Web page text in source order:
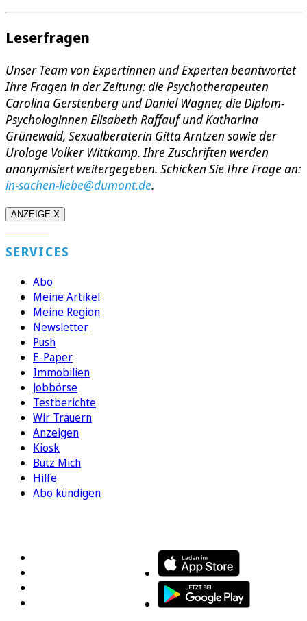
Leserfragen
Unser Team von Expertinnen und Experten beantwortet
Ihre Fragen in der Zeitung: die Psychotherapeuten
Carolina Gerstenberg und Daniel Wagner, die Diplom-
Psychologinnen Elisabeth Raffauf und Katharina
Grünewald, Sexualberaterin Gitta Arntzen sowie der
Urologe Volker Wittkamp. Ihre Zuschriften werden
anonymisiert weitergegeben. Schicken Sie Ihre Frage an:
in-sachen-liebe@dumont.de.
ANZEIGE X
SERVICES
Abo
Meine Artikel
Meine Region
Newsletter
Push
E-Paper
Immobilien
Jobbörse
Testberichte
Wir Trauern
Anzeigen
Kiosk
Bütz Mich
Hilfe
Abo kündigen